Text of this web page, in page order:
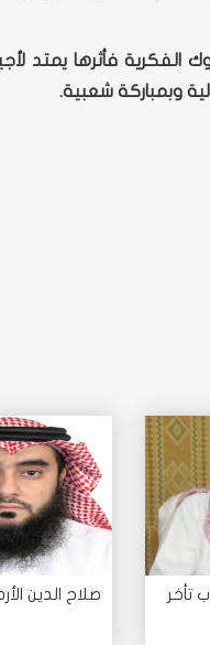
فأثرها يمتد لأجيال
وبمباركة شعبية.
تأخر
صلاح الدين